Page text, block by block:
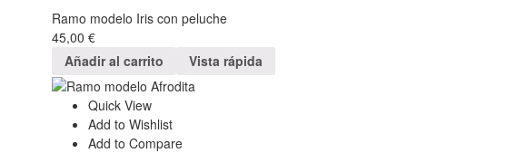
Ramo modelo Iris con peluche
45,00 €
Añadir al carrito
Vista rápida
Quick View
Add to Wishlist
Add to Compare